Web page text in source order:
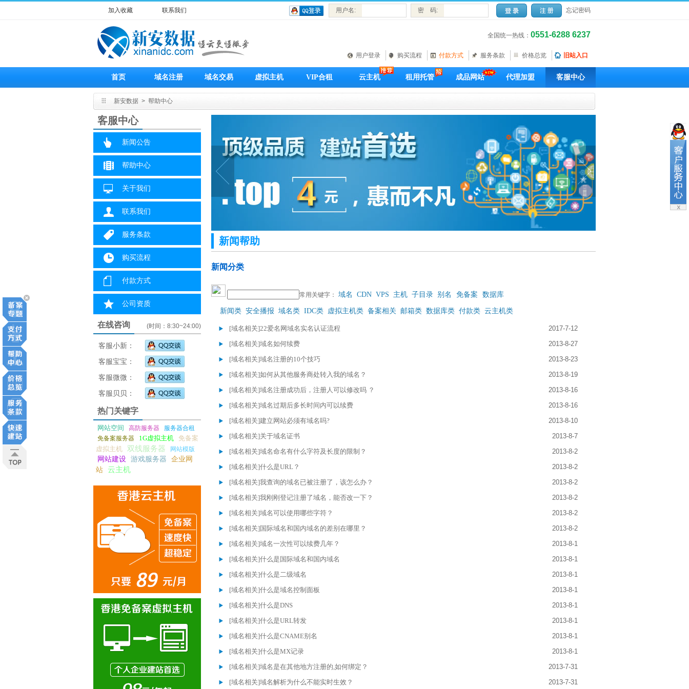
加入收藏 联系我们 用户名: 密 码: 忘记密码
全国统一热线： 0551-6288 6237
用户登录 购买流程 付款方式 服务条款 价格总览 旧站入口
首页 域名注册 域名交易 虚拟主机 VIP合租 云主机 租用托管 成品网站 代理加盟 客服中心
新安数据 > 帮助中心
客服中心
新闻公告
帮助中心
关于我们
联系我们
服务条款
购买流程
付款方式
公司资质
在线咨询 (时间：8:30~24:00)
客服小新：
客服宝宝：
客服微微：
客服贝贝：
热门关键字
网站空间 高防服务器
服务器合租
免备案服务器
1G虚拟主机
免备案
虚拟主机
双线服务器 网站模版
网站建设 游戏服务器
企业网
站
云主机
新闻帮助
新闻分类
常用关键字： 域名 CDN VPS 主机 子目录 别名 免备案 数据库
新闻类 安全播报 域名类 IDC类 虚拟主机类 备案相关 邮箱类 数据库类 付款类 云主机类
[域名相关]22爱名网域名实名认证流程
2017-7-12
[域名相关]域名如何续费
2013-8-27
[域名相关]域名注册的10个技巧
2013-8-23
[域名相关]如何从其他服务商处转入我的域名？
2013-8-19
[域名相关]域名注册成功后，注册人可以修改吗 ？
2013-8-16
[域名相关]域名过期后多长时间内可以续费
2013-8-16
[域名相关]建立网站必须有域名吗?
2013-8-10
[域名相关]关于域名证书
2013-8-7
[域名相关]域名命名有什么字符及长度的限制？
2013-8-2
[域名相关]什么是URL？
2013-8-2
[域名相关]我查询的域名已被注册了，该怎么办？
2013-8-2
[域名相关]我刚刚登记注册了域名，能否改一下？
2013-8-2
[域名相关]域名可以使用哪些字符？
2013-8-2
[域名相关]国际域名和国内域名的差别在哪里？
2013-8-2
[域名相关]域名一次性可以续费几年？
2013-8-1
[域名相关]什么是国际域名和国内域名
2013-8-1
[域名相关]什么是二级域名
2013-8-1
[域名相关]什么是域名控制面板
2013-8-1
[域名相关]什么是DNS
2013-8-1
[域名相关]什么是URL转发
2013-8-1
[域名相关]什么是CNAME别名
2013-8-1
[域名相关]什么是MX记录
2013-8-1
[域名相关]域名是在其他地方注册的,如何绑定？
2013-7-31
[域名相关]域名解析为什么不能实时生效？
2013-7-31